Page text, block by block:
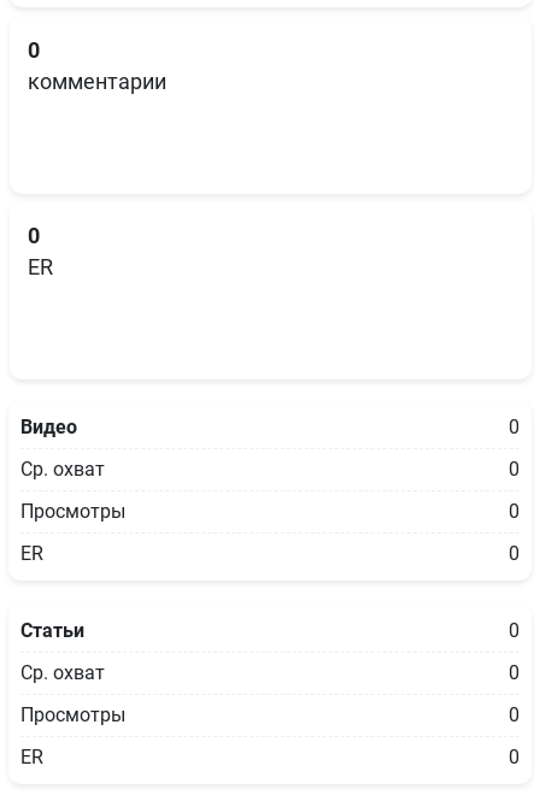
0
комментарии
0
ER
Видео
0
Ср. охват
0
Просмотры
0
ER
0
Статьи
0
Ср. охват
0
Просмотры
0
ER
0